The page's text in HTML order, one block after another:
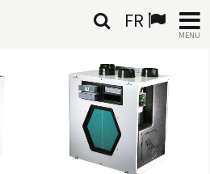
FR
MENU